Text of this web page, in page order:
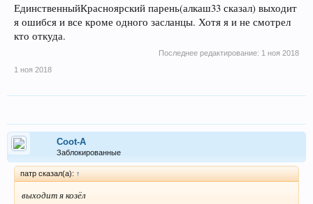
ЕдинственныйКрасноярский парень(алкаш33 сказал) выходит
я ошибся и все кроме одного засланцы. Хотя я и не смотрел
кто откуда.
Последнее редактирование: 1 ноя 2018
1 ноя 2018
Coot-A
Заблокированные
патр сказал(а): ↑
выходит я козёл